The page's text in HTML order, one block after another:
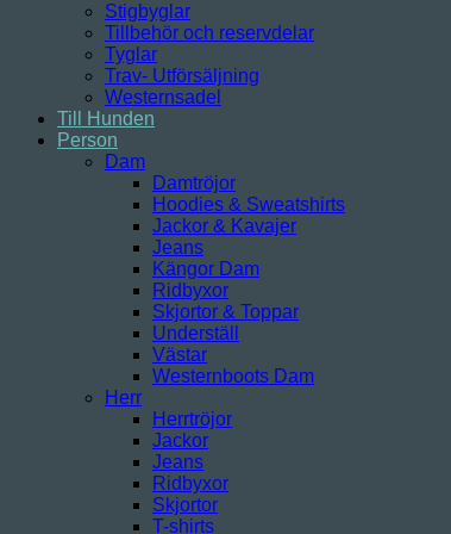
Stigbyglar
Tillbehör och reservdelar
Tyglar
Trav- Utförsäljning
Westernsadel
Till Hunden
Person
Dam
Damtröjor
Hoodies & Sweatshirts
Jackor & Kavajer
Jeans
Kängor Dam
Ridbyxor
Skjortor & Toppar
Underställ
Västar
Westernboots Dam
Herr
Herrtröjor
Jackor
Jeans
Ridbyxor
Skjortor
T-shirts